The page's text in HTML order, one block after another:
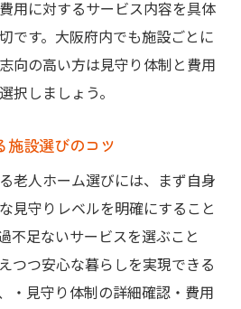
用に対するサービス内容を具体
です。大阪府内でも施設ごとに
向の高い方は見守り体制と費用
択しましょう。
施設選びのコツ
老人ホーム選びには、まず自身
見守りレベルを明確にすること
不足ないサービスを選ぶこと
つつ安心な暮らしを実現できる
・見守り体制の詳細確認・費用